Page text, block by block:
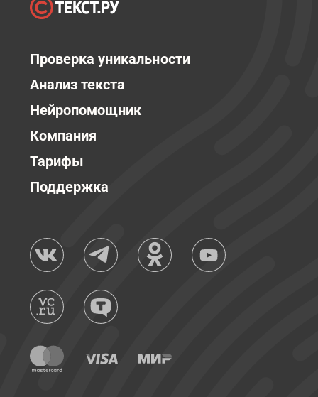
Проверка уникальности
Анализ текста
Нейропомощник
Компания
Тарифы
Поддержка